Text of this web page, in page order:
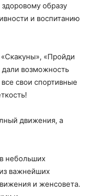
образу
и воспитанию
«Скакуны», «Пройди
возможность
свои спортивные
движения, а
небольших
важнейших
и женсовета.